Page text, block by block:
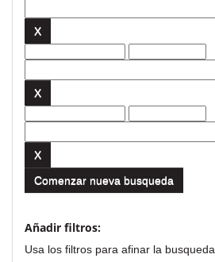
Comenzar nueva busqueda
Añadir filtros:
Usa los filtros para afinar la busqueda.